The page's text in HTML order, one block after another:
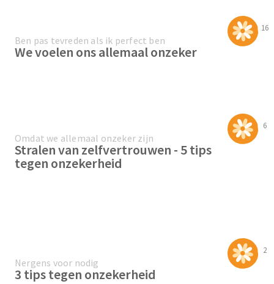
16
Ben pas tevreden als ik perfect ben
We voelen ons allemaal onzeker
6
Omdat we allemaal onzeker zijn
Stralen van zelfvertrouwen - 5 tips
tegen onzekerheid
2
Nergens voor nodig
3 tips tegen onzekerheid